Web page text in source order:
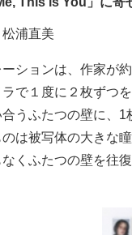
浦直美
ションは、作家が
ラで１度に２枚ずつ
うふたつの壁に、
は被写体の大きな
なくふたつの壁を往